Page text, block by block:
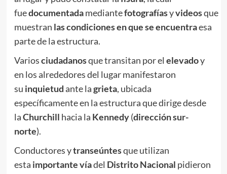
fuedocumentadamediantefotografíasyvideosque
muestran las condiciones en que se encuentraesa
parte de la estructura.
Variosciudadanosque transitan por el elevadoy
en los alrededores del lugar manifestaron
su inquietudante lagrieta, ubicada
específicamente en la estructura que dirige desde
laChurchill hacia la Kennedy(dirección sur-
norte).
Conductores ytranseúntesque utilizan
esta importante víadel Distrito Nacional pidieron